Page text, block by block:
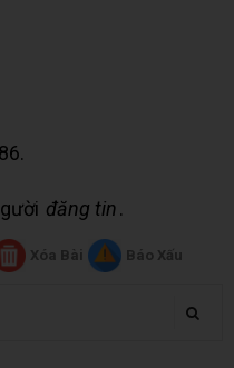
đăng tin.
Xóa Bài Báo Xấu